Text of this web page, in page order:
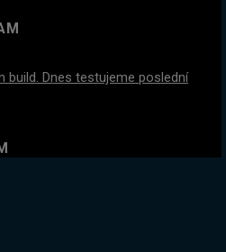
build. Dnes testujeme poslední